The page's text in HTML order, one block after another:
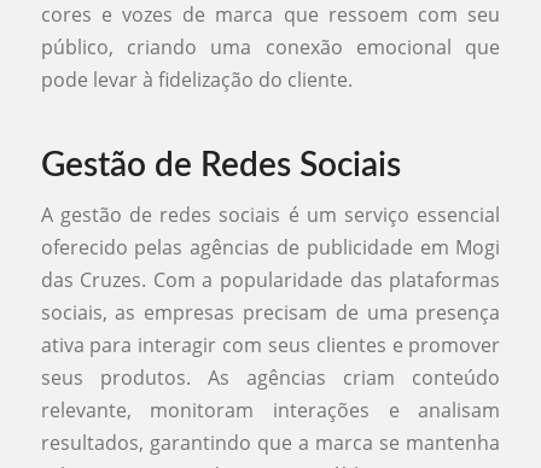
cores e vozes de marca que ressoem com seu
público, criando uma conexão emocional que
pode levar à fidelização do cliente.
Gestão de Redes Sociais
A gestão de redes sociais é um serviço essencial
oferecido pelas agências de publicidade em Mogi
das Cruzes. Com a popularidade das plataformas
sociais, as empresas precisam de uma presença
ativa para interagir com seus clientes e promover
seus produtos. As agências criam conteúdo
relevante, monitoram interações e analisam
resultados, garantindo que a marca se mantenha